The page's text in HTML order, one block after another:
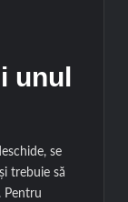
unul
se
trebuie să
Pentru